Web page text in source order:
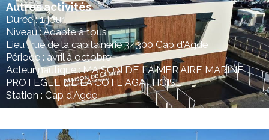
Autres activités
Durée : 1 jour
Niveau : Adapté à tous
Lieu : rue de la capitainerie 34300 Cap d'Agde
Période : avril à octobre
Acteur nautique : MAISON DE LA MER AIRE MARINE
PROTEGEE DE LA COTE AGATHOISE
Station : Cap d'Agde